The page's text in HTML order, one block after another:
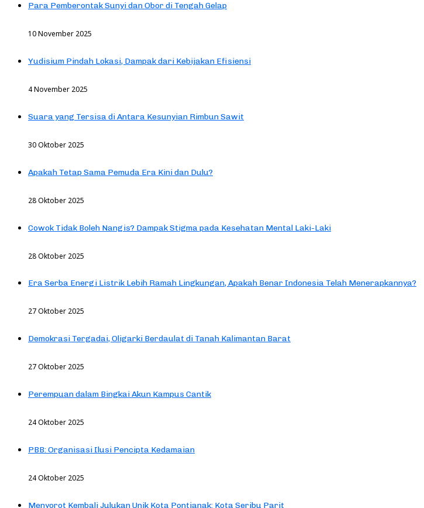
Para Pemberontak Sunyi dan Obor di Tengah Gelap
10 November 2025
Yudisium Pindah Lokasi, Dampak dari Kebijakan Efisiensi
4 November 2025
Suara yang Tersisa di Antara Kesunyian Rimbun Sawit
30 Oktober 2025
Apakah Tetap Sama Pemuda Era Kini dan Dulu?
28 Oktober 2025
Cowok Tidak Boleh Nangis? Dampak Stigma pada Kesehatan Mental Laki-Laki
28 Oktober 2025
Era Serba Energi Listrik Lebih Ramah Lingkungan, Apakah Benar Indonesia Telah Menerapkannya?
27 Oktober 2025
Demokrasi Tergadai, Oligarki Berdaulat di Tanah Kalimantan Barat
27 Oktober 2025
Perempuan dalam Bingkai Akun Kampus Cantik
24 Oktober 2025
PBB: Organisasi Ilusi Pencipta Kedamaian
24 Oktober 2025
Menyorot Kembali Julukan Unik Kota Pontianak: Kota Seribu Parit